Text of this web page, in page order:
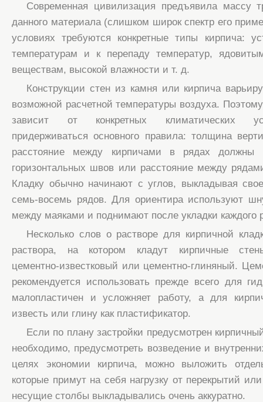
Современная цивилизация предъявила массу
данного материала (слишком широк спектр его
условиях требуются конкретные типы кирпича:
температурам и к перепаду температур,
веществам, высокой влажности и т. д.
Конструкции стен из камня или кирпича
возможной расчетной температуры воздуха.
зависит от конкретных климатических
придерживаться основного правила: толщина
расстояние между кирпичами в рядах должны
горизонтальных швов или расстояние между
Кладку обычно начинают с углов, выкладывая
семь-восемь рядов. Для ориентира используют
между маяками и поднимают после укладки каждого
Несколько слов о растворе для кирпичной
раствора, на котором кладут кирпичные
цементно-известковый или цементно-глиняный.
рекомендуется использовать прежде всего для
малопластичен и усложняет работу, а для
известь или глину как пластификатор.
Если по плану застройки предусмотрен
необходимо, предусмотреть возведение и
целях экономии кирпича, можно выложить
которые примут на себя нагрузку от перекрытий
несущие столбы выкладывались очень аккуратно.